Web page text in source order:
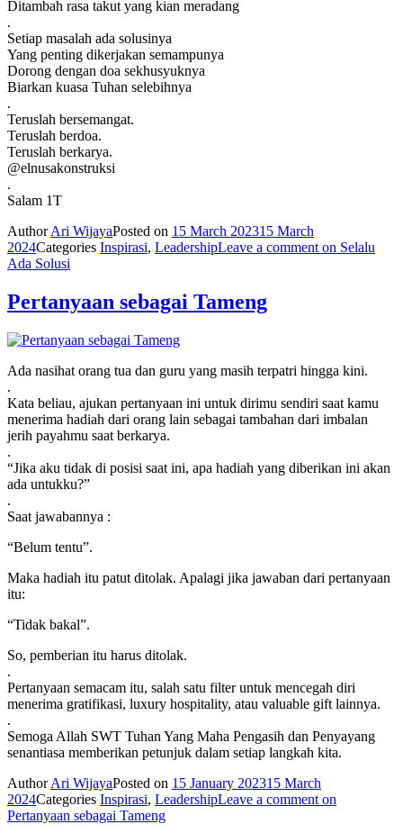
Ditambah rasa takut yang kian meradang
.
Setiap masalah ada solusinya
Yang penting dikerjakan semampunya
Dorong dengan doa sekhusyuknya
Biarkan kuasa Tuhan selebihnya
.
Teruslah bersemangat.
Teruslah berdoa.
Teruslah berkarya.
@elnusakonstruksi
.
Salam 1T
AuthorAri WijayaPosted on 15 March 202315 March
2024Categories Inspirasi, LeadershipLeave a comment on Selalu
Ada Solusi
Pertanyaan sebagai Tameng
Ada nasihat orang tua dan guru yang masih terpatri hingga kini.
.
Kata beliau, ajukan pertanyaan ini untuk dirimu sendiri saat kamu
menerima hadiah dari orang lain sebagai tambahan dari imbalan
jerih payahmu saat berkarya.
.
“Jika aku tidak di posisi saat ini, apa hadiah yang diberikan ini akan
ada untukku?”
.
Saat jawabannya :
“Belum tentu”.
Maka hadiah itu patut ditolak. Apalagi jika jawaban dari pertanyaan
itu:
“Tidak bakal”.
So, pemberian itu harus ditolak.
.
Pertanyaan semacam itu, salah satu filter untuk mencegah diri
menerima gratifikasi, luxury hospitality, atau valuable gift lainnya.
.
Semoga Allah SWT Tuhan Yang Maha Pengasih dan Penyayang
senantiasa memberikan petunjuk dalam setiap langkah kita.
AuthorAri WijayaPosted on 15 January 202315 March
2024Categories Inspirasi, LeadershipLeave a comment on
Pertanyaan sebagai Tameng